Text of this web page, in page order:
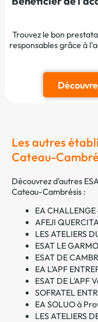
Trouvez le bon
responsables grâce à
Les autres
Cateau-
Découvrez d'autres
Cateau-Cambrésis :
EA
AFEJI
LES ATELIERS
ESAT LE
ESAT DE
EA L'APF
ESAT DE L'APF
SOFRATEL
EA SOLUO à
LES ATELIERS